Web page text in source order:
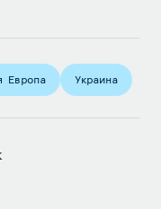
Европа Украина